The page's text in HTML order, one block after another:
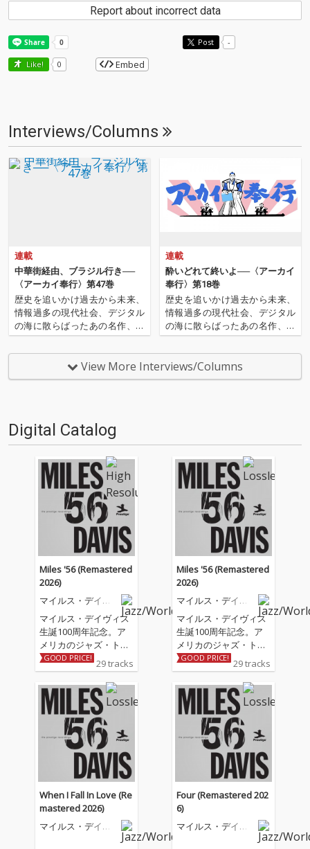
Report about incorrect data
Post -
Like! 0 Embed
Interviews/Columns
連載
中華街経由、ブラジル行き──
〈アーカイ奉行〉第47巻
歴史を追いかけ過去から未来、
情報過多の現代社会、デジタル
の海に散らばったあの名作、こ
の名作たちをひとつにまとめる
仕事人…!〈アーカイ奉行〉が今
日もデジタルの乱世を治め
る…!'''〈アーカイ奉行〉と
連載
酔いどれて終いよ──〈アーカイ
奉行〉第18巻
歴史を追いかけ過去から未来、
情報過多の現代社会、デジタル
の海に散らばったあの名作、こ
の名作たちをひとつにまとめる
仕事人…!〈アーカイ奉行〉が今
日もデジタルの乱世を治め
る…!'''〈アーカイ奉行〉と
View More Interviews/Columns
Digital Catalog
Miles '56 (Remastered
2026)
マイルス・デイヴ
マイルス・デイヴィス
生誕100周年記念。ア
メリカのジャズ・トラ
ンペッター/バンドリー
ダー/作曲家でジャズ史
および20世紀音楽史に
おいて、最も影響力が
あり、高く評価されて
いる一人、マイルス・
デイヴィスは、およそ
50年にわたるキャリア
の中で多様な音楽的ア
プローチを取り入れ、
ジャズにおける多くの
主要な様式の発展にお
いて常に最前線に立ち
続けた。 本作はデイヴ
ィスがプレスティッ
GOOD PRICE! 29 tracks
Miles '56 (Remastered
2026)
マイルス・デイヴ
マイルス・デイヴィス
生誕100周年記念。ア
メリカのジャズ・トラ
ンペッター/バンドリー
ダー/作曲家でジャズ史
および20世紀音楽史に
おいて、最も影響力が
あり、高く評価されて
いる一人、マイルス・
デイヴィスは、およそ
50年にわたるキャリア
の中で多様な音楽的ア
プローチを取り入れ、
ジャズにおける多くの
主要な様式の発展にお
いて常に最前線に立ち
続けた。 本作はデイヴ
ィスがプレスティッ
GOOD PRICE! 29 tracks
When I Fall In Love (Re
mastered 2026)
マイルス・デイヴ
Four (Remastered 202
6)
マイルス・デイヴ